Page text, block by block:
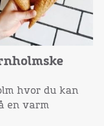
hvor du kan
en varm